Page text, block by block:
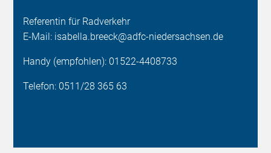
Referentin für Radverkehr
E-Mail: isabella.breeck@adfc-niedersachsen.de
Handy (empfohlen): 01522-4408733
Telefon: 0511/28 365 63